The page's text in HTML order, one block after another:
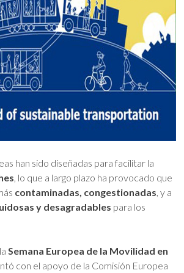
han sido diseñadas para facilitar la
, lo que a largo plazo ha provocado que
contaminadas, congestionadas , y a
y desagradables para los
Semana Europea de la Movilidad en
con el apoyo de la Comisión Europea